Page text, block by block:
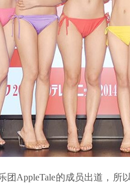
团AppleTale的成员出道，